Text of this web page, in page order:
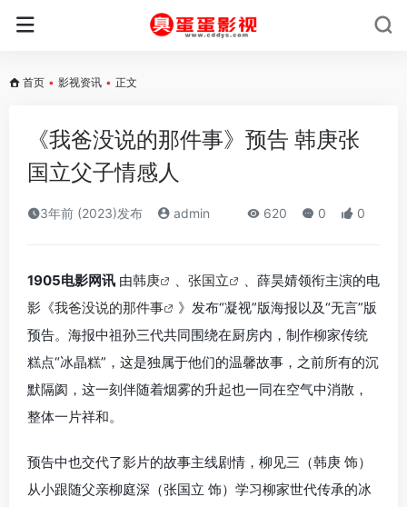
首页 • 影视资讯 • 正文
《我爸没说的那件事》预告 韩庚张
国立父子情感人
3年前 (2023)发布 admin 620 0 0
1905电影网讯 由韩庚 、 张国立
、薛昊婧领衔主演的电
影《我爸没说的那件事
》发布“凝视”版海报以及“无言”版
预告。海报中祖孙三代共同围绕在厨房内，制作柳家传统
糕点“冰晶糕”，这是独属于他们的温馨故事，之前所有的沉
默隔阂，这一刻伴随着烟雾的升起也一同在空气中消散，
整体一片祥和。
预告中也交代了影片的故事主线剧情，柳见三（韩庚 饰）
从小跟随父亲柳庭深（张国立 饰）学习柳家世代传承的冰